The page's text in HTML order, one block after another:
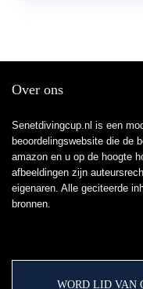
Over ons
Senetdivingcup.nl is een
beoordelingswebsite die de
amazon en u op de hoogte
afbeeldingen zijn
eigenaren. Alle geciteerde
bronnen.
WORD LID VAN